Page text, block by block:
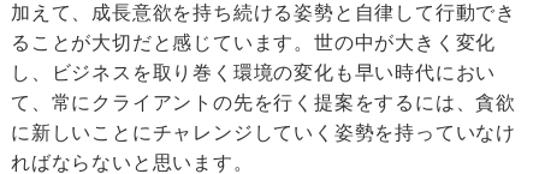
加えて、成長意欲を持ち続ける姿勢と自律して行動でき
ることが大切だと感じています。世の中が大きく変化
し、ビジネスを取り巻く環境の変化も早い時代におい
て、常にクライアントの先を行く提案をするには、貪欲
に新しいことにチャレンジしていく姿勢を持っていなけ
ればならないと思います。